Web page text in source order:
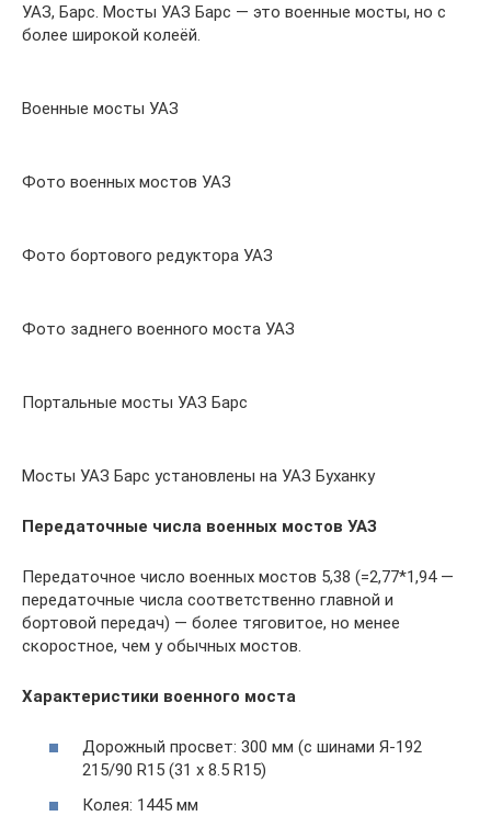
УАЗ, Барс. Мосты УАЗ Барс — это военные мосты, но с
более широкой колеёй.
Военные мосты УАЗ
Фото военных мостов УАЗ
Фото бортового редуктора УАЗ
Фото заднего военного моста УАЗ
Портальные мосты УАЗ Барс
Мосты УАЗ Барс установлены на УАЗ Буханку
Передаточные числа военных мостов УАЗ
Передаточное число военных мостов 5,38 (=2,77*1,94 —
передаточные числа соответственно главной и
бортовой передач) — более тяговитое, но менее
скоростное, чем у обычных мостов.
Характеристики военного моста
Дорожный просвет: 300 мм (с шинами Я-192
215/90 R15 (31 x 8.5 R15)
Колея: 1445 мм